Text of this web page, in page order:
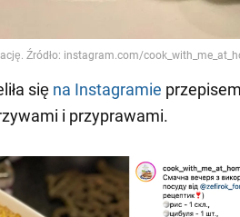
się na Instagramie
i przyprawami.